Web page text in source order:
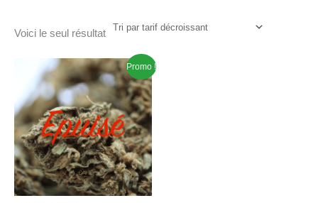
Voici le seul résultat
Promo !
Plage
prix :
€1,50
à
€75,00
Ce
produit
a
plusieurs
variations.
Les
options
peuvent